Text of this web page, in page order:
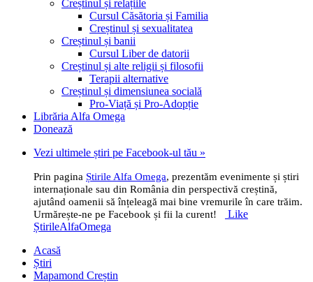
Creștinul și relațiile
Cursul Căsătoria și Familia
Creștinul și sexualitatea
Creștinul și banii
Cursul Liber de datorii
Creștinul și alte religii și filosofii
Terapii alternative
Creștinul și dimensiunea socială
Pro-Viață și Pro-Adopție
Librăria Alfa Omega
Donează
Vezi ultimele știri pe Facebook-ul tău »
Prin pagina Știrile Alfa Omega, prezentăm evenimente și știri
internaționale sau din România din perspectivă creștină,
ajutând oamenii să înțeleagă mai bine vremurile în care trăim.
Urmărește-ne pe Facebook și fii la curent!
Like
ȘtirileAlfaOmega
Acasă
Știri
Mapamond Creștin